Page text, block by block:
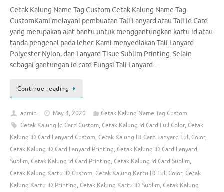
Cetak Kalung Name Tag Custom Cetak Kalung Name Tag
CustomKami melayani pembuatan Tali Lanyard atau Tali Id Card
yang merupakan alat bantu untuk menggantungkan kartu id atau
tanda pengenal pada leher. Kami menyediakan Tali Lanyard
Polyester Nylon, dan Lanyard Tisue Sublim Printing. Selain
sebagai gantungan id card Fungsi Tali Lanyard…
Continue reading
admin May 4, 2020
Cetak Kalung Name Tag Custom
Cetak Kalung Id Card Custom, Cetak Kalung Id Card Full Color, Cetak
Kalung ID Card Lanyard Custom, Cetak Kalung ID Card Lanyard Full Color,
Cetak Kalung ID Card Lanyard Printing, Cetak Kalung ID Card Lanyard
Sublim, Cetak Kalung Id Card Printing, Cetak Kalung Id Card Sublim,
Cetak Kalung Kartu ID Custom, Cetak Kalung Kartu ID Full Color, Cetak
Kalung Kartu ID Printing, Cetak Kalung Kartu ID Sublim, Cetak Kalung